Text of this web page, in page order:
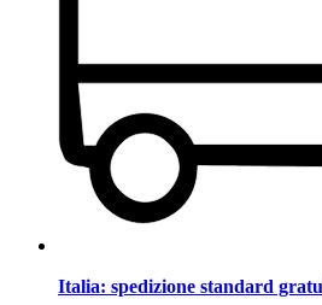
Italia: spedizione standard